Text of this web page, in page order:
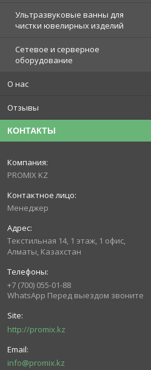
Ультразвуковые ванны для
чистки ювелирных изделий
Сетевое и серверное
оборудование
О нас
Отзывы
КОНТАКТЫ
PROMIX KZ
Менеджер
Текстильная 14, 1 этаж, 1 офис,
Алматы, Казахстан
+7 (700) 055-01-88
WhatsApp Перед выездом звоните
http://promix.kz
info@promix.kz